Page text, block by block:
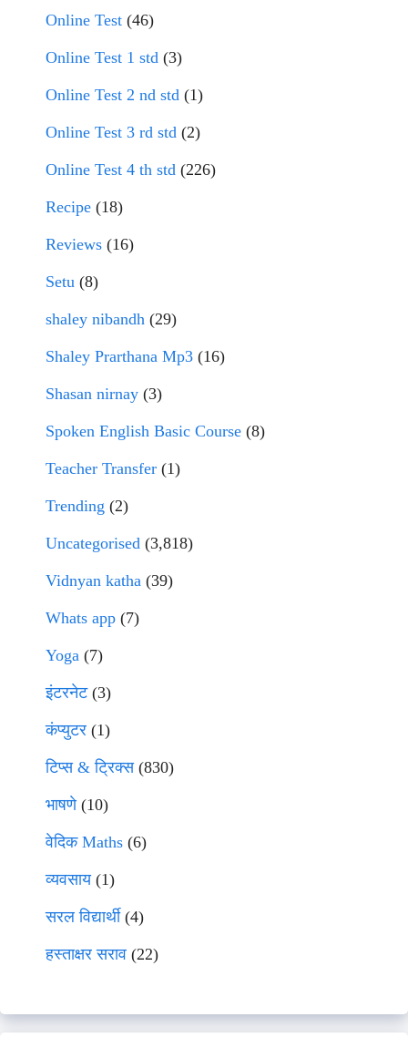
Online Test (46)
Online Test 1 std (3)
Online Test 2 nd std (1)
Online Test 3 rd std (2)
Online Test 4 th std (226)
Recipe (18)
Reviews (16)
Setu (8)
shaley nibandh (29)
Shaley Prarthana Mp3 (16)
Shasan nirnay (3)
Spoken English Basic Course (8)
Teacher Transfer (1)
Trending (2)
Uncategorised (3,818)
Vidnyan katha (39)
Whats app (7)
Yoga (7)
इंटरनेट(3)
कंप्युटर (1)
टिप्स & ट्रिक्स(830)
भाषणे(10)
वेदिक Maths (6)
व्यवसाय(1)
सरल विद्यार्थी(4)
हस्ताक्षर सराव (22)